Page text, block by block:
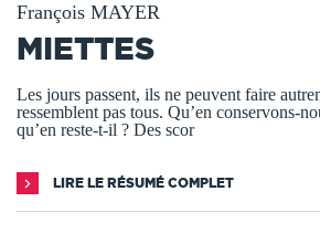
François MAYER
MIETTES
Les jours passent, ils ne peuvent faire
ressemblent pas tous. Qu’en conservons-
qu’en reste-t-il ? Des scor
LIRE LE RÉSUMÉ COMPLET